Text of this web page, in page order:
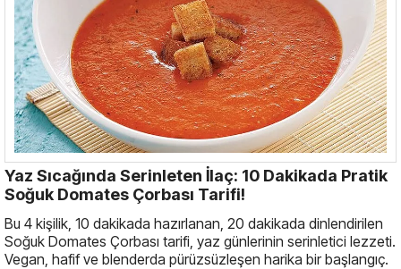
Yaz Sıcağında Serinleten İlaç: 10 Dakikada Pratik
Soğuk Domates Çorbası Tarifi!
Bu 4 kişilik, 10 dakikada hazırlanan, 20 dakikada dinlendirilen
Soğuk Domates Çorbası tarifi, yaz günlerinin serinletici lezzeti.
Vegan, hafif ve blenderda pürüzsüzleşen harika bir başlangıç.